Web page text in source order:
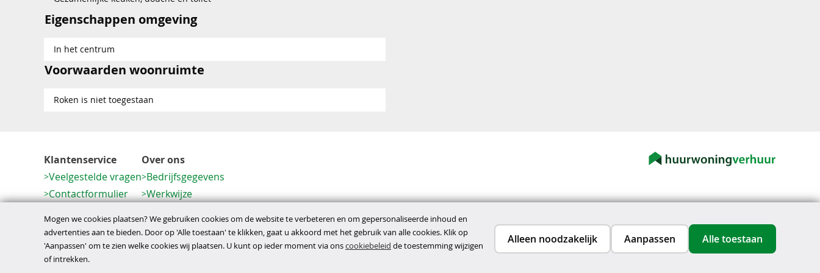
Eigenschappen omgeving
In het centrum
Voorwaarden woonruimte
Roken is niet toegestaan
Klantenservice
Veelgestelde vragen
Contactformulier
Over ons
Bedrijfsgegevens
Werkwijze
Copyright © 2026
Mogen we cookies plaatsen? We gebruiken cookies om de website te verbeteren en om gepersonaliseerde inhoud en
advertenties aan te bieden. Door op 'Alle toestaan' te klikken, gaat u akkoord met het gebruik van alle cookies. Klik op
'Aanpassen' om te zien welke cookies wij plaatsen. U kunt op ieder moment via onscookiebeleid de toestemming wijzigen
of intrekken.
Alleen noodzakelijk Aanpassen Alle toestaan